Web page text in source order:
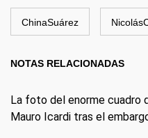
ChinaSuárez
NOTAS RELACIONADAS
La foto del enorme cuadro
Mauro Icardi tras el